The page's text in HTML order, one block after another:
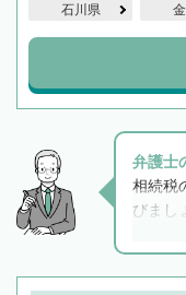
石川県
弁護士
相続税
びまし
と他
解決の
できま